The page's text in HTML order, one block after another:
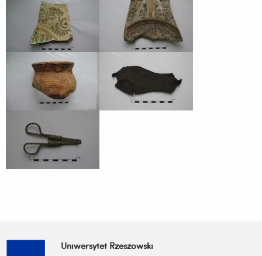
Uniwersytet Rzeszowski